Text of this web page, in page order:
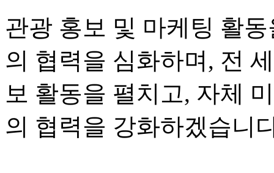
관광 홍보 및 마케팅 활
의 협력을 심화하며, 전
보 활동을 펼치고, 자체
의 협력을 강화하겠습니